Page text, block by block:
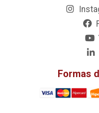
Formas